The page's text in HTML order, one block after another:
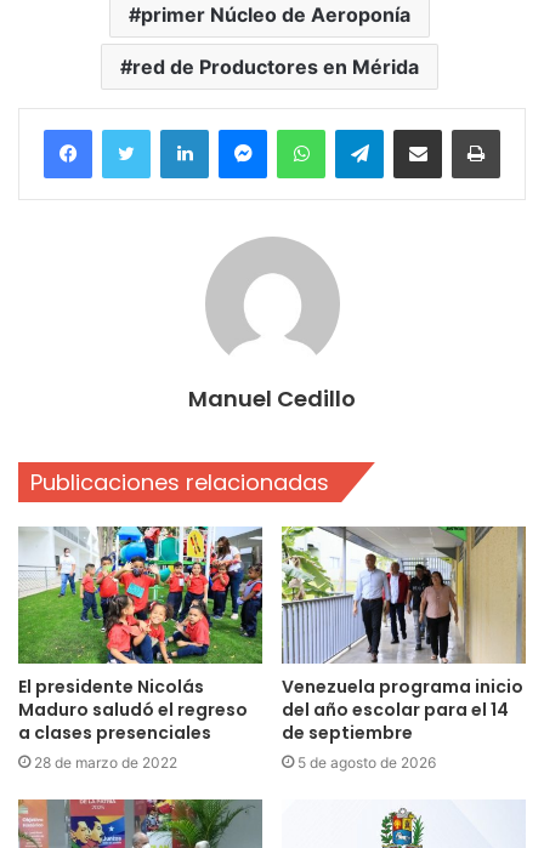
primer Núcleo de Aeroponía
red de Productores en Mérida
FacebookTwitter LinkedInMessengerWhatsAppTelegramCompartir por correo electrónico
Manuel Cedillo
Publicaciones relacionadas
El presidente Nicolás
Maduro saludó el regreso
a clases presenciales
28 de marzo de 2022
Venezuela programa inicio
del año escolar para el 14
de septiembre
5 de agosto de 2026